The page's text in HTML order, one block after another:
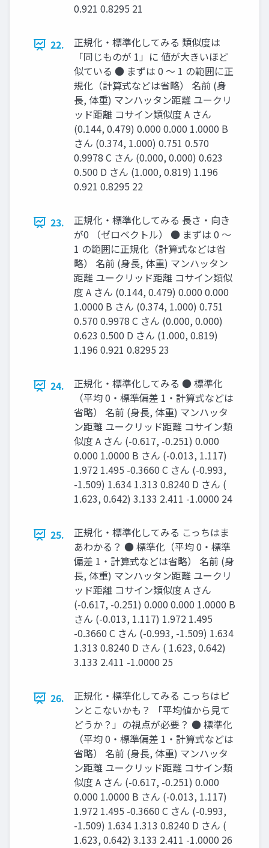
0.921 0.8295 21
22.
正規化・標準化してみる 類似度は
「同じものが 1」に 値が大きいほど
似ている ● まずは 0 ～ 1 の範囲に正
規化（計算式などは省略） 名前 (身
長, 体重) マンハッタン距離 ユークリ
ッド距離 コサイン類似度 A さん
(0.144, 0.479) 0.000 0.000 1.0000 B
さん (0.374, 1.000) 0.751 0.570
0.9978 C さん (0.000, 0.000) 0.623
0.500 D さん (1.000, 0.819) 1.196
0.921 0.8295 22
23.
正規化・標準化してみる 長さ・向き
が0 （ゼロベクトル） ● まずは 0 ～
1 の範囲に正規化（計算式などは省
略） 名前 (身長, 体重) マンハッタン
距離 ユークリッド距離 コサイン類似
度 A さん (0.144, 0.479) 0.000 0.000
1.0000 B さん (0.374, 1.000) 0.751
0.570 0.9978 C さん (0.000, 0.000)
0.623 0.500 D さん (1.000, 0.819)
1.196 0.921 0.8295 23
24.
正規化・標準化してみる ● 標準化
（平均 0・標準偏差 1・計算式などは
省略） 名前 (身長, 体重) マンハッタ
ン距離 ユークリッド距離 コサイン類
似度 A さん (-0.617, -0.251) 0.000
0.000 1.0000 B さん (-0.013, 1.117)
1.972 1.495 -0.3660 C さん (-0.993,
-1.509) 1.634 1.313 0.8240 D さん (
1.623, 0.642) 3.133 2.411 -1.0000 24
25.
正規化・標準化してみる こっちはま
あわかる？ ● 標準化（平均 0・標準
偏差 1・計算式などは省略） 名前 (身
長, 体重) マンハッタン距離 ユークリ
ッド距離 コサイン類似度 A さん
(-0.617, -0.251) 0.000 0.000 1.0000 B
さん (-0.013, 1.117) 1.972 1.495
-0.3660 C さん (-0.993, -1.509) 1.634
1.313 0.8240 D さん ( 1.623, 0.642)
3.133 2.411 -1.0000 25
26.
正規化・標準化してみる こっちはピ
ンとこないかも？ 「平均値から見て
どうか？」の視点が必要？ ● 標準化
（平均 0・標準偏差 1・計算式などは
省略） 名前 (身長, 体重) マンハッタ
ン距離 ユークリッド距離 コサイン類
似度 A さん (-0.617, -0.251) 0.000
0.000 1.0000 B さん (-0.013, 1.117)
1.972 1.495 -0.3660 C さん (-0.993,
-1.509) 1.634 1.313 0.8240 D さん (
1.623, 0.642) 3.133 2.411 -1.0000 26